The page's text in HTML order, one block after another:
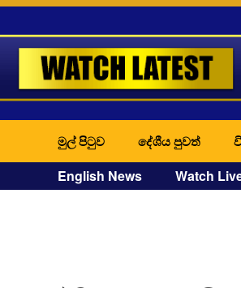
මුල් පිටුව දේශීය පුවත්
English News Watch